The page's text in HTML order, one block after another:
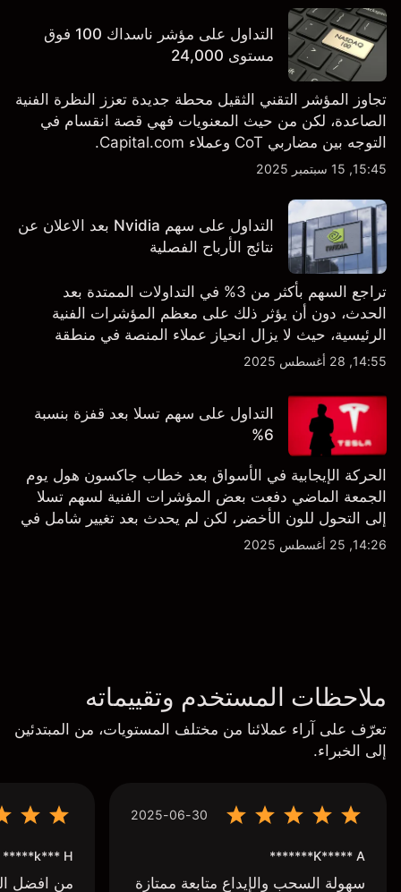
التداول على مؤشر ناسداك 100 فوق
مستوى 24,000
تجاوز المؤشر التقني الثقيل محطة جديدة تعزز النظرة الفنية
الصاعدة، لكن من حيث المعنويات فهي قصة انقسام في
التوجه بين مضاربي CoT وعملاء Capital.com.
15:45, 15 سبتمبر 2025
التداول على سهم Nvidia بعد الاعلان عن
نتائج الأرباح الفصلية
تراجع السهم بأكثر من 3% في التداولات الممتدة بعد
الحدث، دون أن يؤثر ذلك على معظم المؤشرات الفنية
الرئيسية، حيث لا يزال انحياز عملاء المنصة في منطقة
الشراء المفرط.
14:55, 28 أغسطس 2025
التداول على سهم تسلا بعد قفزة بنسبة
6%
الحركة الإيجابية في الأسواق بعد خطاب جاكسون هول يوم
الجمعة الماضي دفعت بعض المؤشرات الفنية لسهم تسلا
إلى التحول للون الأخضر، لكن لم يحدث بعد تغيير شامل في
النظرة الفنية سواء على الإطار اليومي أو الأسبوعي.
14:26, 25 أغسطس 2025
ملاحظات المستخدم وتقييماته
تعرّف على آراء عملائنا من مختلف المستويات، من المبتدئين
إلى الخبراء.
2025-06-30
K***** A*******
سهولة السحب والإيداع متابعة ممتازة
k*** H*****
من افضل